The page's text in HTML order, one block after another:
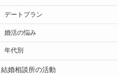
デートプラン
婚活の悩み
年代別
結婚相談所の活動